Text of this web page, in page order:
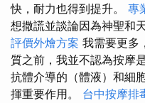
快，耐力也得到提升。 專
想撒謊並談論因為神聖和
評價外燴方案 我需要更多
質之前，我並不認為按摩
抗體介導的（體液）和細
揮重要作用。 台中按摩排